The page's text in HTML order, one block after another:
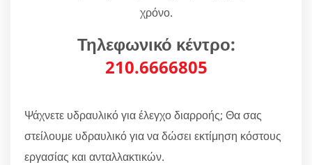
χρόνο.
Τηλεφωνικό κέντρο:
210.6666805
Ψάχνετε υδραυλικό για έλεγχο διαρροής; Θα σας
στείλουμε υδραυλικό για να δώσει εκτίμηση κόστους
εργασίας και ανταλλακτικών.